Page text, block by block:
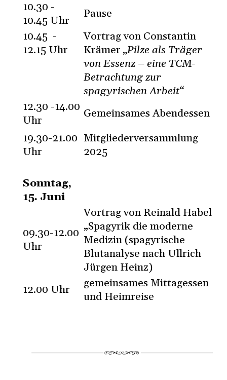
10.30 -
10.45 Uhr
Pause
10.45 -
12.15 Uhr
Vortrag von Constantin
Krämer „Pilze als Träger
von Essenz – eine TCM-
Betrachtung zur
spagyrischen Arbeit“
12.30 -14.00
Uhr
Gemeinsames Abendessen
19.30-21.00
Uhr
Mitgliederversammlung
2025
Sonntag,
15. Juni
09.30-12.00
Uhr
Vortrag von Reinald Habel
„Spagyrik die moderne
Medizin (spagyrische
Blutanalyse nach Ullrich
Jürgen Heinz)
12.00 Uhr
gemeinsames Mittagessen
und Heimreise